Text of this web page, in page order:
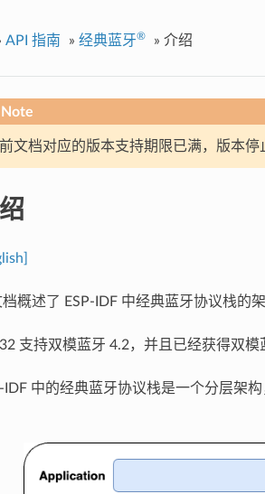
API 指南 » 经典蓝牙® » 介绍
Note
文档对应的版本支持期限已满，版本
档概述了 ESP-IDF 中经典蓝牙协议栈的
支持双模蓝牙 4.2，并且已经获得双模
IDF 中的经典蓝牙协议栈是一个分层架